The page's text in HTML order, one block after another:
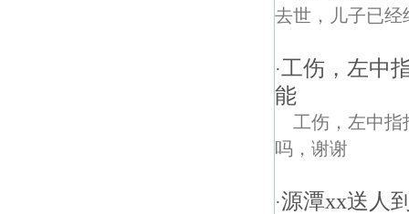
去世，儿子已经
·工伤，左中
能
工伤，左中指
吗，谢谢
·源潭xx送人